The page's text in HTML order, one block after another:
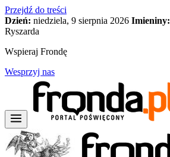
Przejdź do treści
Dzień: niedziela, 9 sierpnia 2026 Imieniny:
Ryszarda
Wspieraj Frondę
Wesprzyj nas